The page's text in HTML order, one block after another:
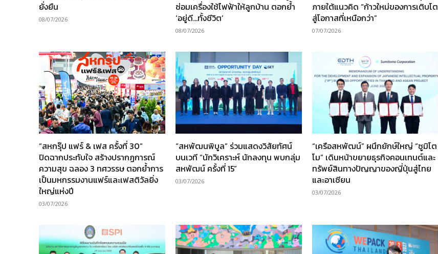
ยั่งยืน
08/07/2026
ซ่อมเครื่องใช้ไฟฟ้าให้ลูกบ้าน ตอกย้ำ
‘อยู่ดี…ทั้งชีวิต’
08/07/2026
ภายใต้แนวคิด “ก้าวใหม่ของการเติบโต
สู่โอกาสที่เหนือกว่า”
07/07/2026
“สหกรุ๊ป แฟร์ & เฟส ครั้งที่ 30”
ปิดฉากประทับใจ สร้างปรากฏการณ์
ความสุข ฉลอง 3 ทศวรรษ ตอกย้ำการ
เป็นมหกรรมงานแฟร์และเฟสติวัลยิ่ง
ใหญ่แห่งปี
03/07/2026
“สหพัฒนพิบูล” ร่วมแสดงวิสัยทัศน์
บนเวที “นักวิเคราะห์ นักลงทุน พบกลุ่ม
สหพัฒน์ ครั้งที่ 15”
03/07/2026
“เครือสหพัฒน์” ผนึกยักษ์ใหญ่ “ซูมิโต
โม” เดินหน้าขยายธุรกิจคอนเทนต์และ
ทรัพย์สินทางปัญญาของญี่ปุ่นสู่ไทย
และอาเซียน
03/07/2026